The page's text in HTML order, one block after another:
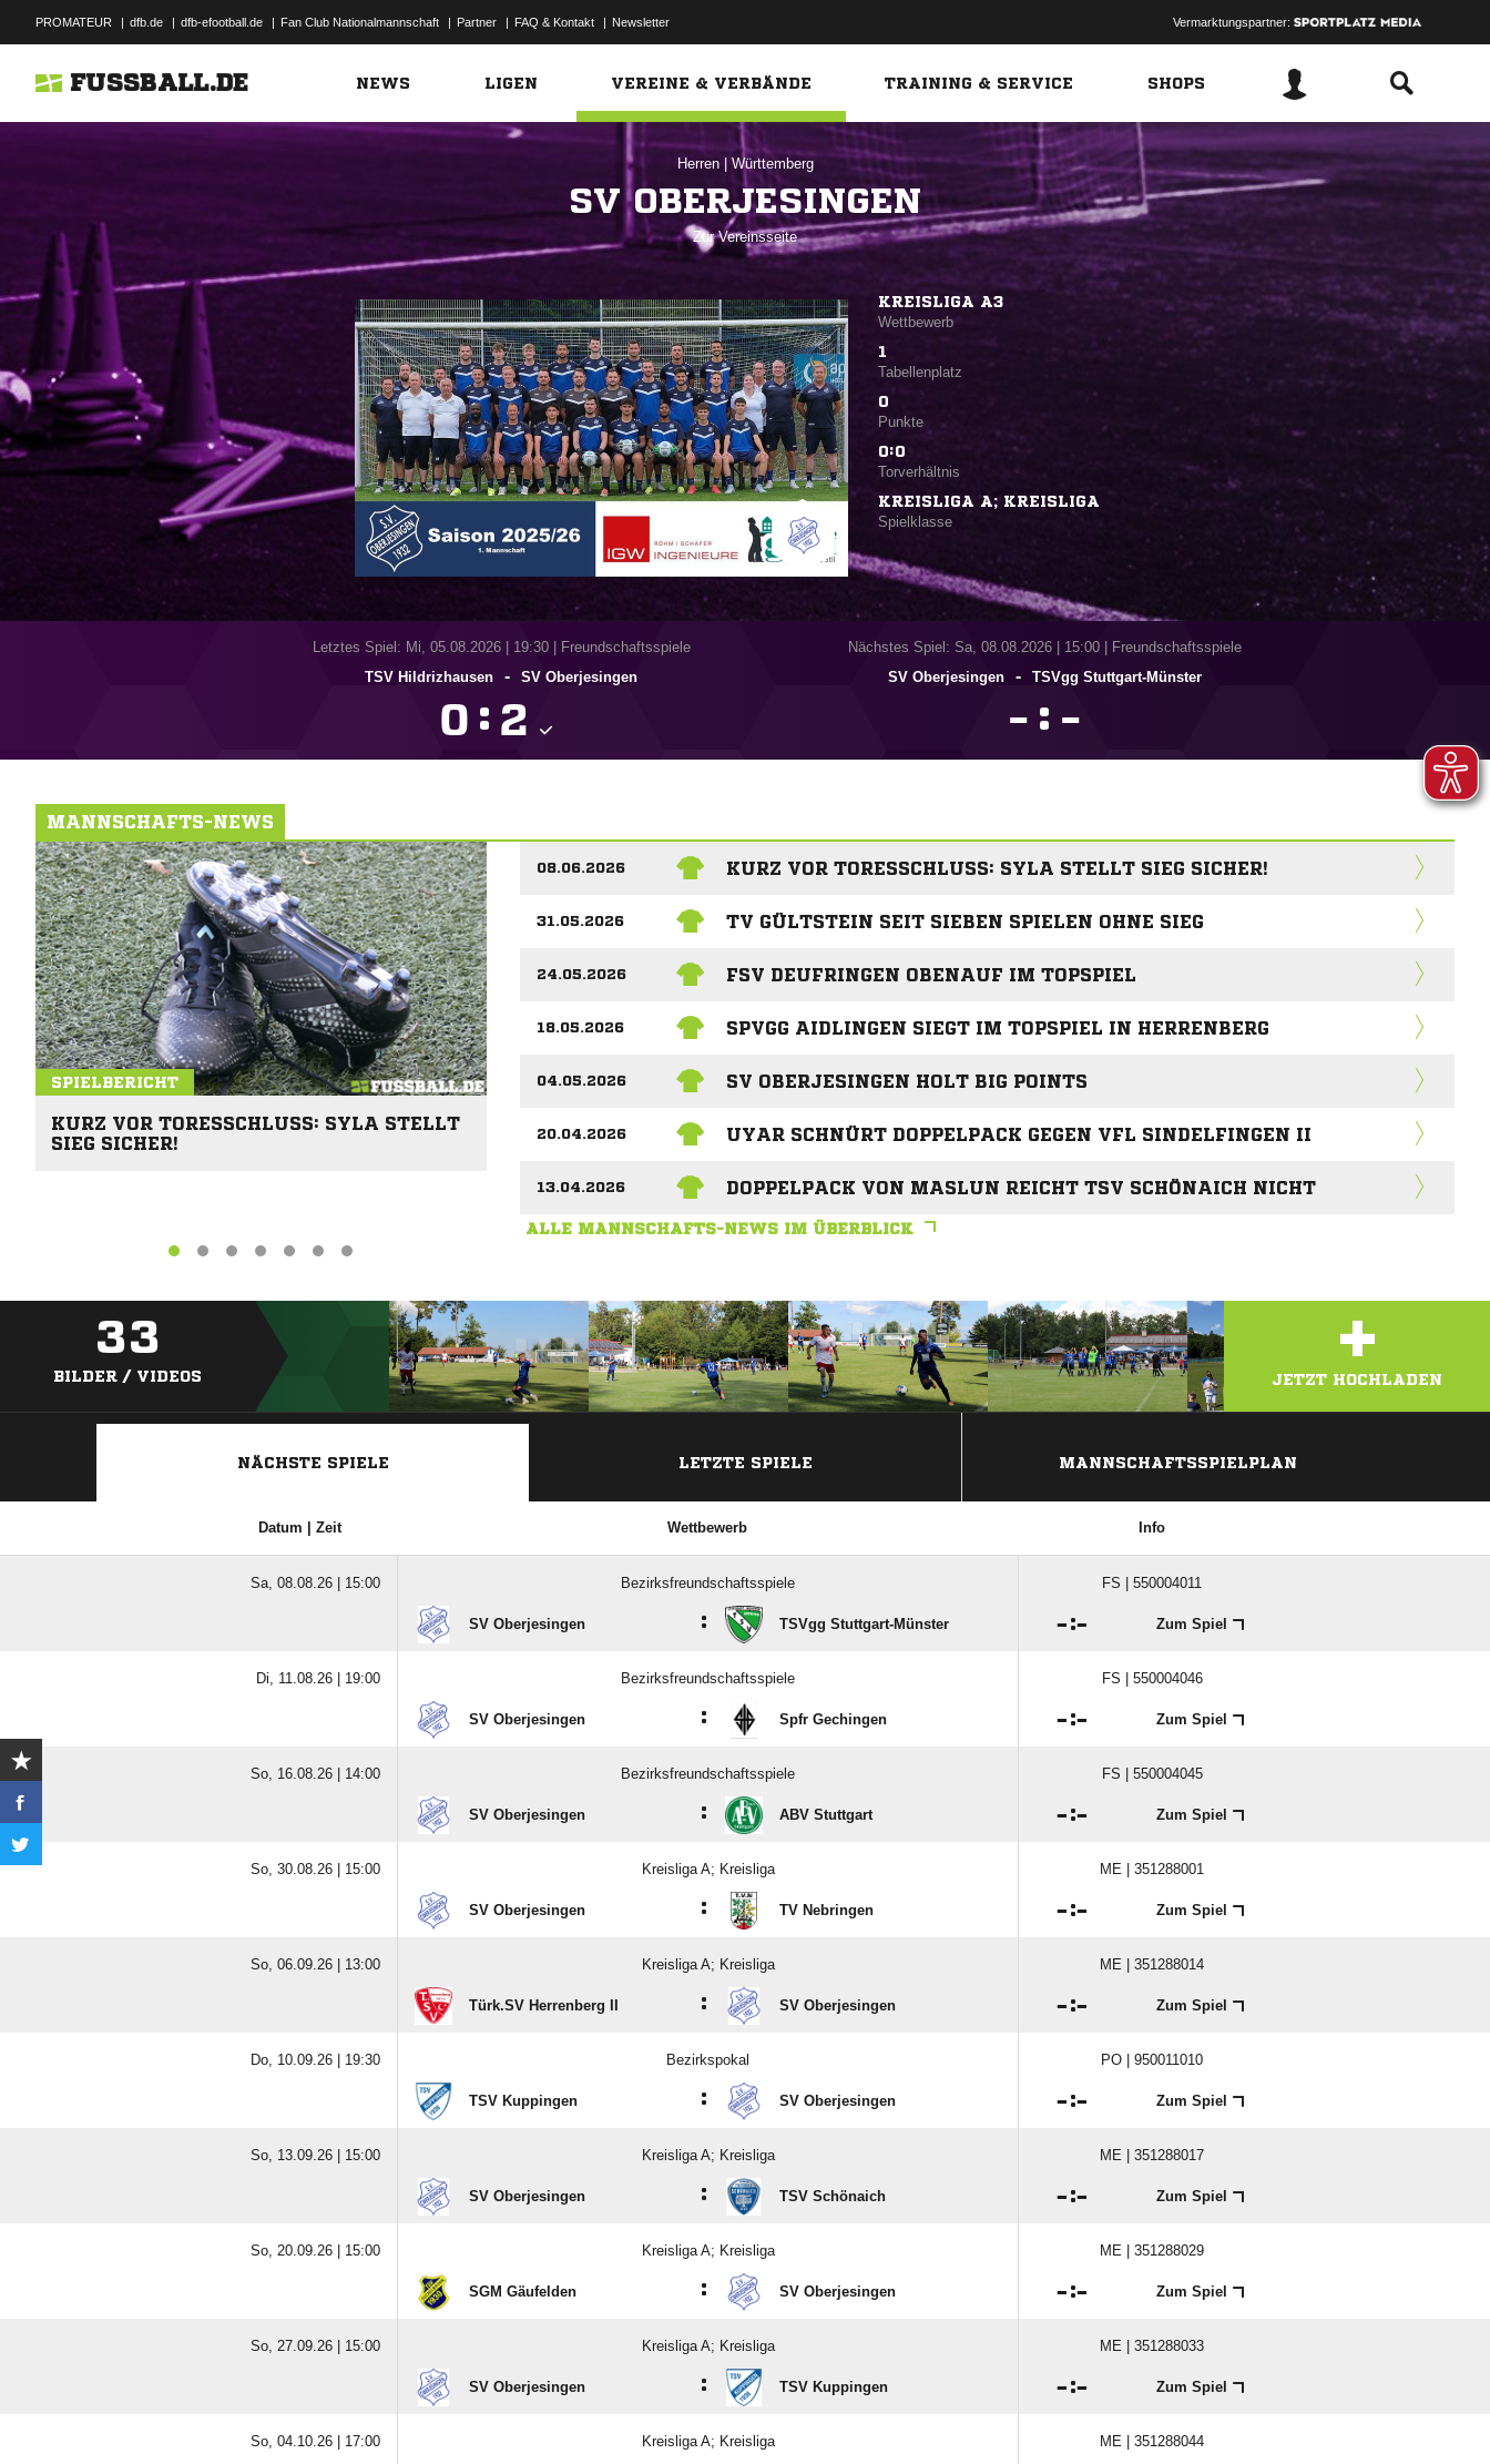
PROMATEUR | dfb.de | dfb-efootball.de | Fan Club Nationalmannschaft | Partner | FAQ & Kontakt | Newsletter Vermarktungspartner:
FUSSBALL.DE NEWS LIGEN VEREINE & VERBÄNDE TRAINING & SERVICE SHOPS
Herren Württemberg
SV OBERJESINGEN
Zur Vereinsseite
KREISLIGA A3
Wettbewerb
1
Tabellenplatz
0
Punkte
0:0
Torverhältnis
KREISLIGA A; KREISLIGA
Spielklasse
Letztes Spiel: Mi, 05.08.2026| 19:30 | Freundschaftsspiele
TSV Hildrizhausen
- SV Oberjesingen
 : 
Nächstes Spiel: Sa, 08.08.2026| 15:00 | Freundschaftsspiele
SV Oberjesingen
- TSVgg Stuttgart-Münster
 : 
MANNSCHAFTS-NEWS
SPIELBERICHT
KURZ VOR TORESSCHLUSS: SYLA STELLT
SIEG SICHER!
08.06.2026 KURZ VOR TORESSCHLUSS: SYLA STELLT SIEG SICHER!
31.05.2026 TV GÜLTSTEIN SEIT SIEBEN SPIELEN OHNE SIEG
24.05.2026 FSV DEUFRINGEN OBENAUF IM TOPSPIEL
18.05.2026 SPVGG AIDLINGEN SIEGT IM TOPSPIEL IN HERRENBERG
04.05.2026 SV OBERJESINGEN HOLT BIG POINTS
20.04.2026 UYAR SCHNÜRT DOPPELPACK GEGEN VFL SINDELFINGEN II
13.04.2026 DOPPELPACK VON MASLUN REICHT TSV SCHÖNAICH NICHT
ALLE MANNSCHAFTS-NEWS IM ÜBERBLICK
33
BILDER / VIDEOS +
JETZT HOCHLADEN
NÄCHSTE SPIELE LETZTE SPIELE MANNSCHAFTSSPIELPLAN
Datum | Zeit Wettbewerb Info
Sa, 08.08.26 | 15:00 Bezirksfreundschaftsspiele FS | 550004011
SV Oberjesingen : TSVgg Stuttgart-Münster : Zum Spiel
Di, 11.08.26 | 19:00 Bezirksfreundschaftsspiele FS | 550004046
SV Oberjesingen : Spfr Gechingen : Zum Spiel
So, 16.08.26 | 14:00 Bezirksfreundschaftsspiele FS | 550004045
SV Oberjesingen : ABV Stuttgart : Zum Spiel
So, 30.08.26 | 15:00 Kreisliga A; Kreisliga ME | 351288001
SV Oberjesingen : TV Nebringen : Zum Spiel
So, 06.09.26 | 13:00 Kreisliga A; Kreisliga ME | 351288014
Türk.SV Herrenberg II : SV Oberjesingen : Zum Spiel
Do, 10.09.26 | 19:30 Bezirkspokal PO | 950011010
TSV Kuppingen : SV Oberjesingen : Zum Spiel
So, 13.09.26 | 15:00 Kreisliga A; Kreisliga ME | 351288017
SV Oberjesingen : TSV Schönaich : Zum Spiel
So, 20.09.26 | 15:00 Kreisliga A; Kreisliga ME | 351288029
SGM Gäufelden : SV Oberjesingen : Zum Spiel
So, 27.09.26 | 15:00 Kreisliga A; Kreisliga ME | 351288033
SV Oberjesingen : TSV Kuppingen : Zum Spiel
So, 04.10.26 | 17:00 Kreisliga A; Kreisliga ME | 351288044